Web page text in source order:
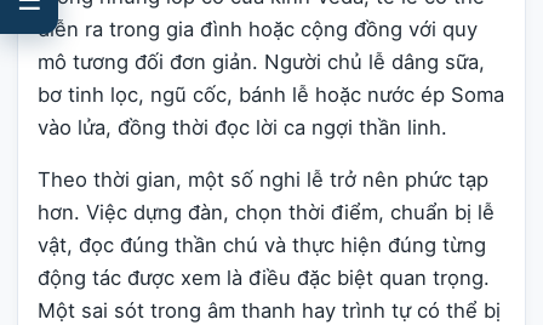
diễn ra trong gia đình hoặc cộng đồng với quy
mô tương đối đơn giản. Người chủ lễ dâng sữa,
bơ tinh lọc, ngũ cốc, bánh lễ hoặc nước ép Soma
vào lửa, đồng thời đọc lời ca ngợi thần linh.
Theo thời gian, một số nghi lễ trở nên phức tạp
hơn. Việc dựng đàn, chọn thời điểm, chuẩn bị lễ
vật, đọc đúng thần chú và thực hiện đúng từng
động tác được xem là điều đặc biệt quan trọng.
Một sai sót trong âm thanh hay trình tự có thể bị